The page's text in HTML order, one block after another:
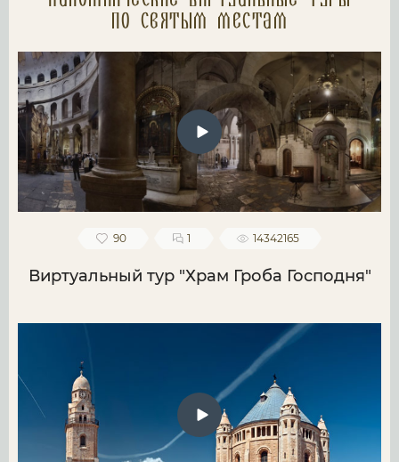
по святым местам
90 1 14342165
Виртуальный тур "Храм Гроба Господня"